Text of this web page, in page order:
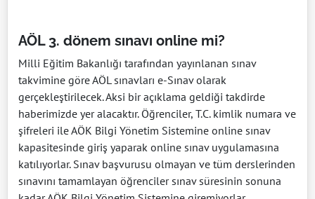
AÖL 3. dönem sınavı online mi?
Milli Eğitim Bakanlığı tarafından yayınlanan sınav
takvimine göre AÖL sınavları e-Sınav olarak
gerçekleştirilecek. Aksi bir açıklama geldiği takdirde
haberimizde yer alacaktır. Öğrenciler, T.C. kimlik numara ve
şifreleri ile AÖK Bilgi Yönetim Sistemine online sınav
kapasitesinde giriş yaparak online sınav uygulamasına
katılıyorlar. Sınav başvurusu olmayan ve tüm derslerinden
sınavını tamamlayan öğrenciler sınav süresinin sonuna